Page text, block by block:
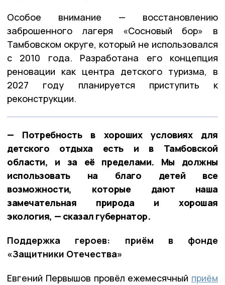
Особое внимание — восстановлению
заброшенного лагеря «Сосновый бор» в
Тамбовском округе, который не использовался
с 2010 года. Разработана его концепция
реновации как центра детского туризма, в
2027 году планируется приступить к
реконструкции.
— Потребность в хороших условиях для
детского отдыха есть и в Тамбовской
области, и за её пределами. Мы должны
использовать на благо детей все
возможности, которые дают наша
замечательная природа и хорошая
экология, — сказал губернатор.
Поддержка героев: приём в фонде
«Защитники Отечества»
Евгений Первышов провёл ежемесячный приём